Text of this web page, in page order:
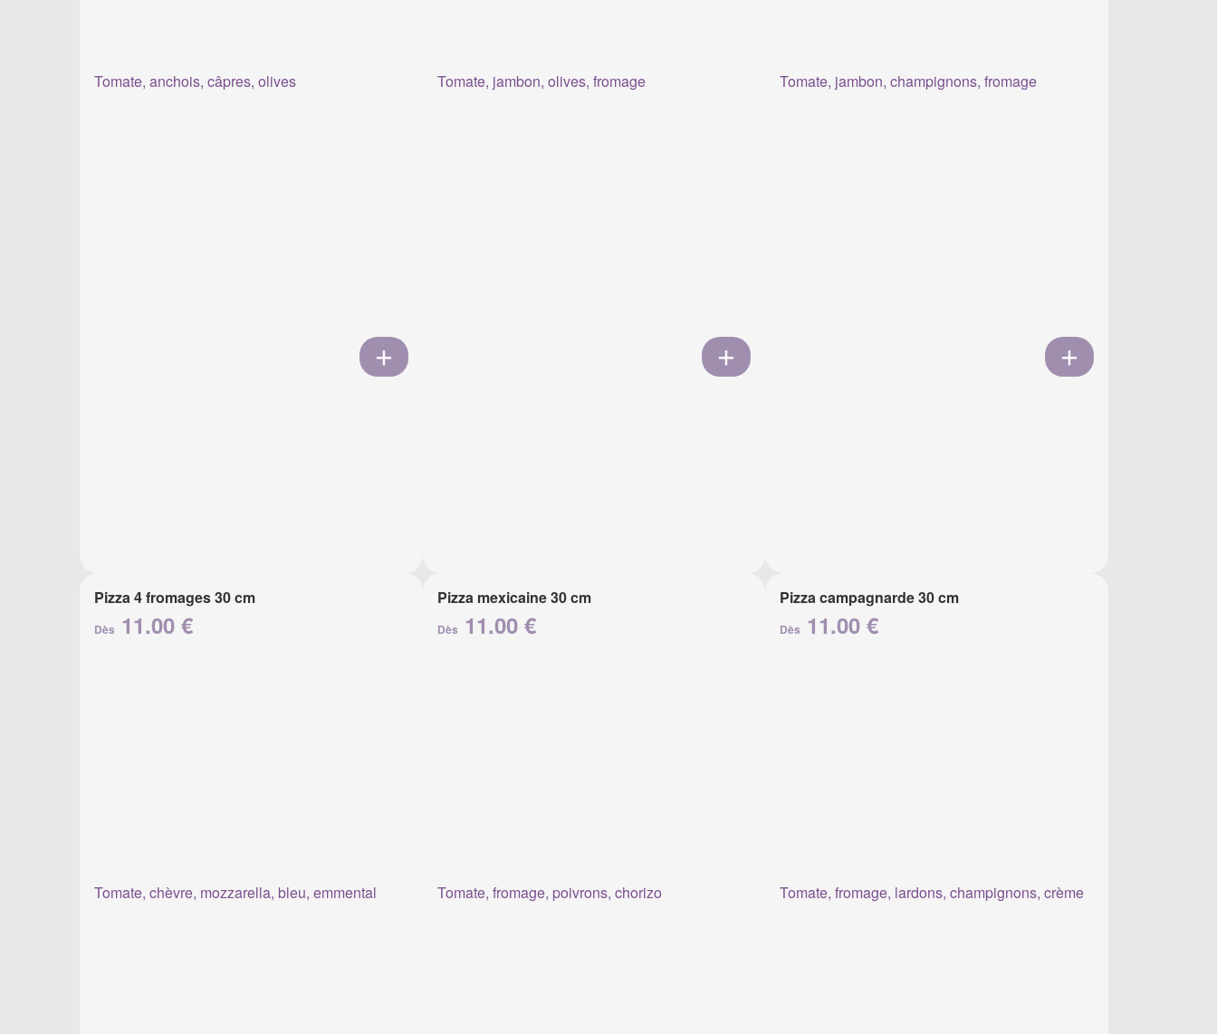
Tomate, anchois, câpres, olives Tomate, jambon, olives, fromage Tomate, jambon, champignons, fromage
Pizza 4 fromages 30 cm
Dès 11.00 €
Tomate, chèvre, mozzarella, bleu, emmental
Pizza mexicaine 30 cm
Dès 11.00 €
Tomate, fromage, poivrons, chorizo
Pizza campagnarde 30 cm
Dès 11.00 €
Tomate, fromage, lardons, champignons, crème